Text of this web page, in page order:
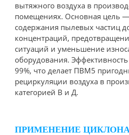
вытяжного воздуха в
помещениях. Основная цель
содержания пылевых частиц
концентраций,
ситуаций и уменьшение
оборудования. Эффективность
99%, что делает ПВМ5
рециркуляции воздуха в
категорией В и Д.
ПРИМЕНЕНИЕ